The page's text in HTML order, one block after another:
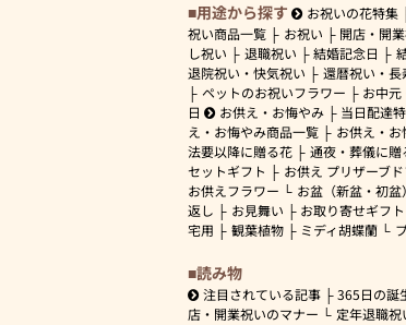
用途から探す お祝いの花特集
祝い商品一覧
お祝い 開店・開
し祝い
退職祝い 結婚記念日
退院祝い・快気祝い
還暦祝い・長
ペットのお祝いフラワー
お中元
日
お供え・お悔やみ 当日配達
え・お悔やみ商品一覧
お供え・
法要以降に贈る花
通夜・葬儀に贈
セットギフト
お供え プリザーブ
お供えフラワー
お盆（新盆・初盆）
返し
お見舞い お取り寄せギフト
宅用
観葉植物 ミディ胡蝶蘭
読み物
注目されている記事 365日の誕
店・開業祝いのマナー
定年退職祝